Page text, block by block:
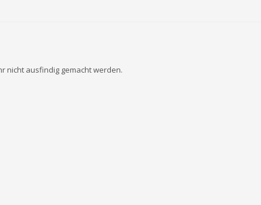
nicht ausfindig gemacht werden.